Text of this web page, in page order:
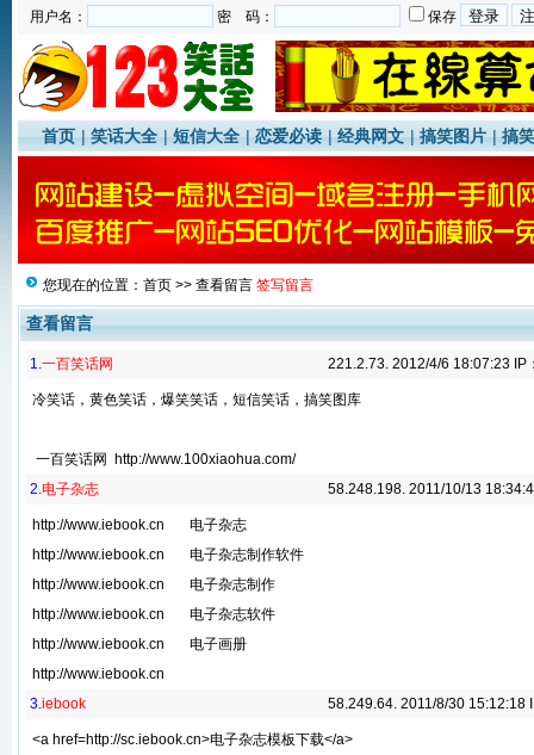
用户名： 密 码： 保存
首页 |笑话大全 |短信大全 |恋爱必读 |经典网文 |搞笑图片 |搞
您现在的位置： 首页 >> 查看留言 签写留言
查看留言
1.一百笑话网 221.2.73. 2012/4/6 18:07:23 IP
冷笑话，黄色笑话，爆笑笑话，短信笑话，搞笑图库
一百笑话网 http://www.100xiaohua.com/
2.电子杂志 58.248.198. 2011/10/13
http://www.iebook.cn 电子杂志
http://www.iebook.cn 电子杂志制作软件
http://www.iebook.cn 电子杂志制作
http://www.iebook.cn 电子杂志软件
http://www.iebook.cn 电子画册
http://www.iebook.cn
3.iebook 58.249.64. 2011/8/30 15:12:18
<a href=http://sc.iebook.cn>电子杂志模板下载</a>